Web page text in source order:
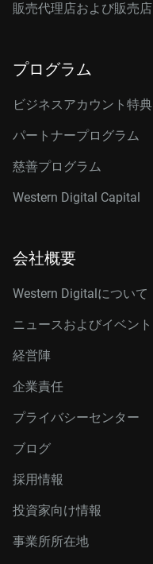
販売代理店および販売店
プログラム
ビジネスアカウント特典
パートナープログラム
慈善プログラム
Western Digital Capital
会社概要
Western Digitalについて
ニュースおよびイベント
経営陣
企業責任
プライバシーセンター
ブログ
採用情報
投資家向け情報
事業所所在地